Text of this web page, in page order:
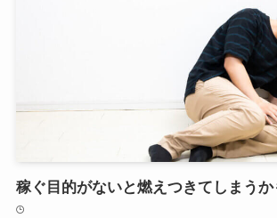
稼ぐ目的がないと燃えつきてしまうか